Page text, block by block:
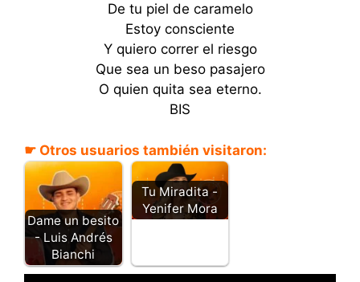
De tu piel de caramelo
Estoy consciente
Y quiero correr el riesgo
Que sea un beso pasajero
O quien quita sea eterno.
BIS
☛ Otros usuarios también visitaron:
Dame un besito
- Luis Andrés
Bianchi
Tu Miradita -
Yenifer Mora